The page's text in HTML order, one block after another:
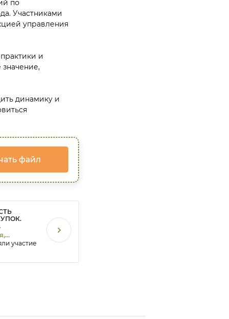
по
Участниками
управления
и
динамику и
файл
участие